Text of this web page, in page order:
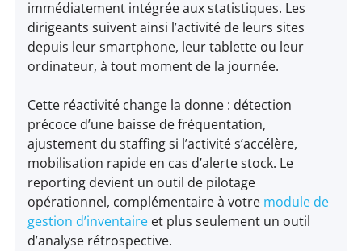
immédiatement intégrée aux statistiques. Les
dirigeants suivent ainsi l’activité de leurs sites
depuis leur smartphone, leur tablette ou leur
ordinateur, à tout moment de la journée.
Cette réactivité change la donne : détection
précoce d’une baisse de fréquentation,
ajustement du staffing si l’activité s’accélère,
mobilisation rapide en cas d’alerte stock. Le
reporting devient un outil de pilotage
opérationnel, complémentaire à votre module de
gestion d’inventaire et plus seulement un outil
d’analyse rétrospective.